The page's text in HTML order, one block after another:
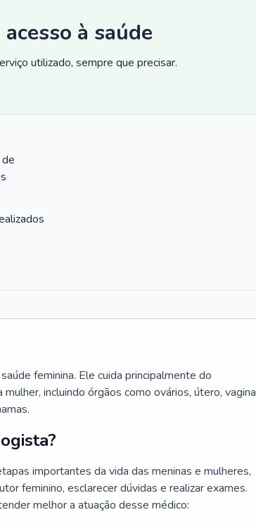
à saúde
utilizado, sempre que precisar.
feminina. Ele cuida principalmente do
incluindo órgãos como ovários, útero, vagina
importantes da vida das meninas e mulheres,
feminino, esclarecer dúvidas e realizar exames.
melhor a atuação desse médico: